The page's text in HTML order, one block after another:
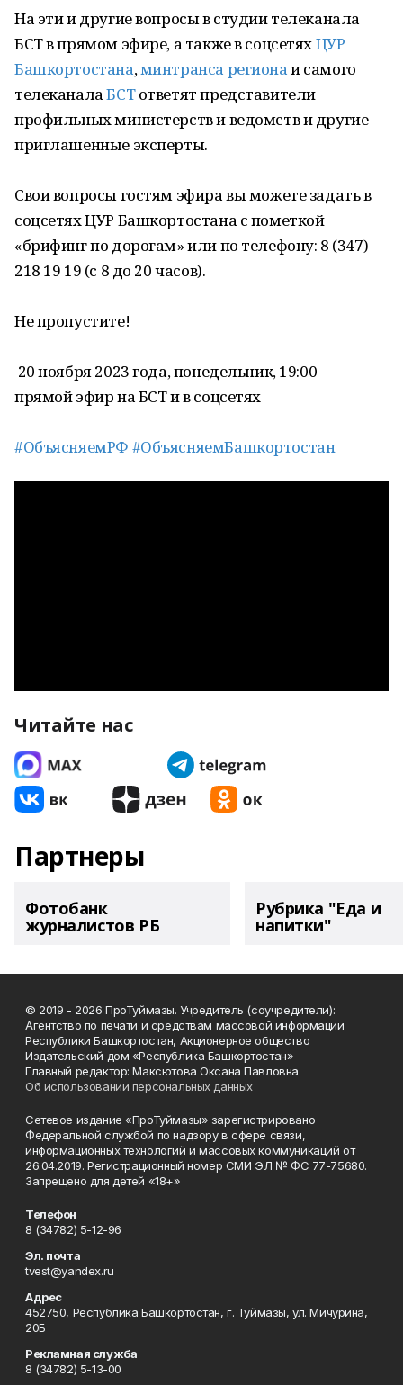
На эти и другие вопросы в студии телеканала
БСТ в прямом эфире, а также в соцсетяхЦУР
Башкортостана,минтранса регионаи самого
телеканалаБСТответят представители
профильных министерств и ведомств и другие
приглашенные эксперты.
Свои вопросы гостям эфира вы можете задать в
соцсетях ЦУР Башкортостана с пометкой
«брифинг по дорогам» или по телефону: 8 (347)
218 19 19 (с 8 до 20 часов).
Не пропустите!
20 ноября 2023 года, понедельник, 19:00 —
прямой эфир на БСТ и в соцсетях
#ОбъясняемРФ #ОбъясняемБашкортостан
Читайте нас
Партнеры
Фотобанк
журналистов РБ
Рубрика "Еда и
напитки"
© 2019 - 2026 ПроТуймазы. Учредитель (соучредители):
Агентство по печати и средствам массовой информации
Республики Башкортостан, Акционерное общество
Издательский дом «Республика Башкортостан»
Главный редактор: Максютова Оксана Павловна
Об использовании персональных данных
Сетевое издание «ПроТуймазы» зарегистрировано
Федеральной службой по надзору в сфере связи,
информационных технологий и массовых коммуникаций от
26.04.2019. Регистрационный номер СМИ ЭЛ № ФС 77-75680.
Запрещено для детей «18+»
Телефон
8 (34782) 5-12-96
Эл. почта
tvest@yandex.ru
Адрес
452750, Республика Башкортостан, г. Туймазы, ул. Мичурина,
20Б
Рекламная служба
8 (34782) 5-13-00